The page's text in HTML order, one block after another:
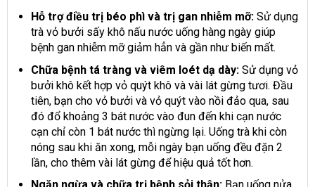
Hỗ trợ điều trị béo phì và trị gan nhiễm mỡ:Sử dụng
trà vỏ bưởi sấy khô nấu nước uống hàng ngày giúp
bệnh gan nhiễm mỡ giảm hẳn và gần như biến mất.
Chữa bệnh tá tràng và viêm loét dạ dày:Sử dụng vỏ
bưởi khô kết hợp vỏ quýt khô và vài lát gừng tươi. Đầu
tiên, bạn cho vỏ bưởi và vỏ quýt vào nồi đảo qua, sau
đó đổ khoảng 3 bát nước vào đun đến khi cạn nước
cạn chỉ còn 1 bát nước thì ngừng lại. Uống trà khi còn
nóng sau khi ăn xong, mỗi ngày bạn uống đều đặn 2
lần, cho thêm vài lát gừng để hiệu quả tốt hơn.